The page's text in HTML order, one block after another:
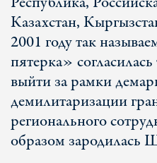
Казахстан,
2001 году так
пятерка»
выйти за рамки
демилитаризации
регионального
образом